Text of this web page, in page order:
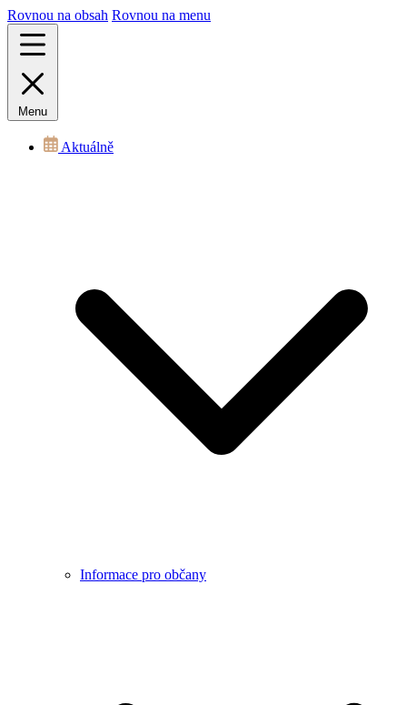
Rovnou na obsah Rovnou na menu
Menu
Aktuálně
Informace pro občany